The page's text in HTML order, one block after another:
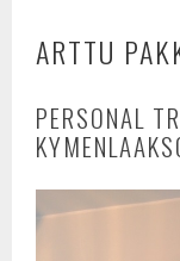
ARTTU
PERSONAL